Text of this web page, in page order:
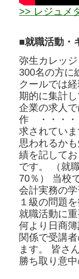
>> レジュメ
■就職活動・
弥生カレッ
300名の方に
クールでは
期的に集計
企業の求人
作 ・・・・
求されてい
思われるか
績を記して
です。 （就
70％） 当校
会計実務の
１級の問題
就職活動に
何より日商
関係で受講
ます。 皆さ
勝ち取り意